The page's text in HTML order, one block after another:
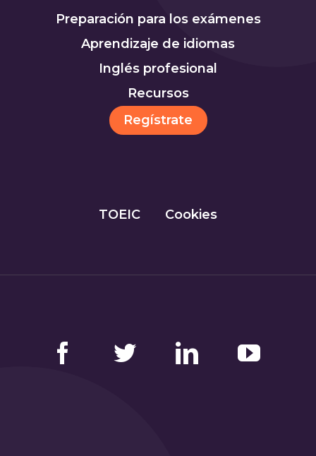
Preparación para los exámenes
Aprendizaje de idiomas
Inglés profesional
Recursos
Regístrate
TOEIC Cookies